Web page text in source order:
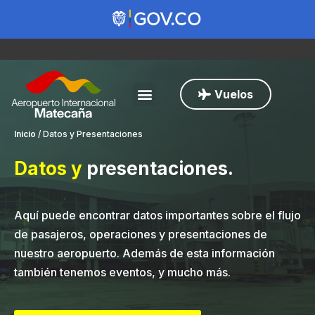
Vuelos
Inicio / Datos y Presentaciones
Datos y presentaciones.
Aquí puede encontrar datos importantes sobre el flujo
de pasajeros, operaciones y presentaciones de
nuestro aeropuerto. Además de esta información
también tenemos eventos, y mucho más.